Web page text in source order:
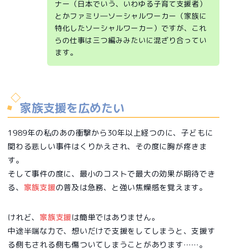
ナー（日本でいう、いわゆる子育て支援者）
とかファミリ―ソーシャルワーカー（家族に
特化したソーシャルワーカー）ですが、これ
らの仕事は三つ編みみたいに混ざり合ってい
ます。
家族支援を広めたい
1989年の私のあの衝撃から30年以上経つのに、子どもに
関わる悲しい事件はくりかえされ、その度に胸が疼きま
す。
そして事件の度に、最小のコストで最大の効果が期待でき
る、 家族支援の普及は急務、と強い焦燥感を覚えます。
けれど、 家族支援は簡単ではありません。
中途半端な力で、想いだけで支援をしてしまうと、支援す
る側もされる側も傷ついてしまうことがあります……。